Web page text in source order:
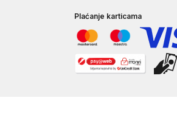
Plaćanje karticama